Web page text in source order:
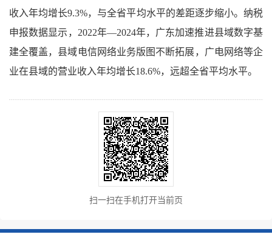
收入年均增长9.3%，与全省平均水平的差距逐步缩小。纳税
申报数据显示，2022年—2024年，广东加速推进县域数字基
建全覆盖，县域电信网络业务版图不断拓展，广电网络等企
业在县域的营业收入年均增长18.6%，远超全省平均水平。
扫一扫在手机打开当前页